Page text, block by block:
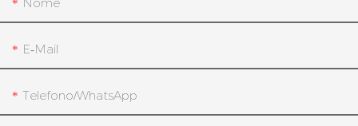
E-Mail
Telefono/WhatsApp